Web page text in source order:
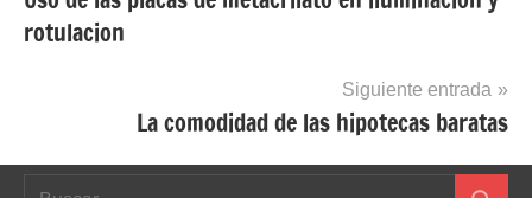
entradas
rotulacion
Siguiente entrada
La comodidad de las hipotecas baratas